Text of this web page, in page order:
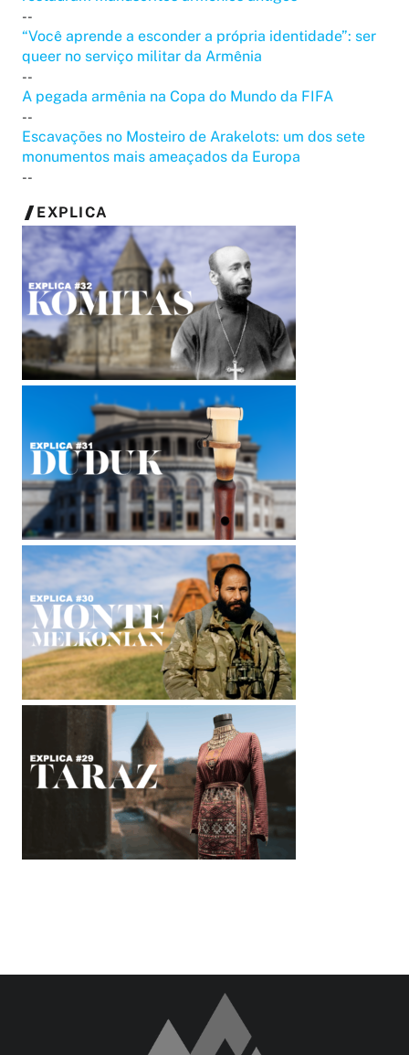
--
“Você aprende a esconder a própria identidade”: ser
queer no serviço militar da Armênia
--
A pegada armênia na Copa do Mundo da FIFA
--
Escavações no Mosteiro de Arakelots: um dos sete
monumentos mais ameaçados da Europa
--
EXPLICA